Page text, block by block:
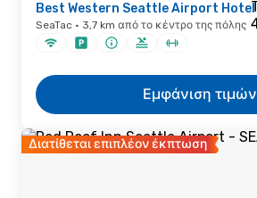
Best Western Seattle Airport Hotel
SeaTac · 3,7 km από το κέντρο της πόλης
Εμφάνιση τιμών
Διατίθεται επιπλέον έκπτωση